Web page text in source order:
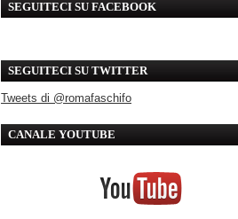
SEGUITECI SU FACEBOOK
SEGUITECI SU TWITTER
Tweets di @romafaschifo
CANALE YOUTUBE